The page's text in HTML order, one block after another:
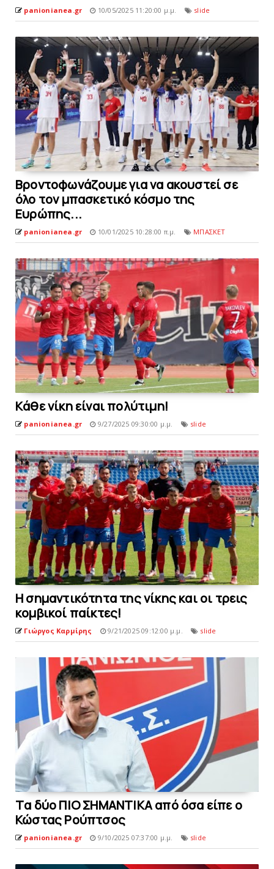
panionianea.gr 10/05/2025 11:20:00 μ.μ. slide
Bροντοφωνάζουμε για να ακουστεί σε
όλο τον μπασκετικό κόσμο της
Eυρώπης...
panionianea.gr 10/01/2025 10:28:00 π.μ. ΜΠΑΣΚΕΤ
Kάθε νίκη είναι πoλύτιμη!
panionianea.gr 9/27/2025 09:30:00 μ.μ. slide
H σημαντικότητα της νίκης και oι τρεις
κομβικοί παίκτες!
Γιώργος Καρμίρης 9/21/2025 09:12:00 μ.μ. slide
Tα δύο ΠΙΟ ΣΗΜΑΝΤΙΚΑ από όσα είπε ο
Κώστας Ρούπτσος
panionianea.gr 9/10/2025 07:37:00 μ.μ. slide